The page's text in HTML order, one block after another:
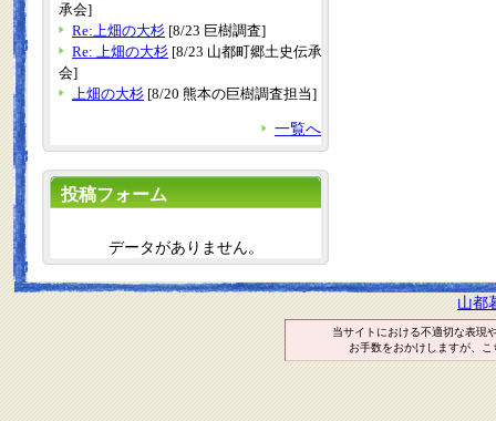
承会]
Re:上畑の大杉 [8/23 巨樹調査]
Re: 上畑の大杉 [8/23 山都町郷土史伝承
会]
上畑の大杉 [8/20 熊本の巨樹調査担当]
一覧へ
投稿フォーム
データがありません。
山都
当サイトにおける不適切な表現
お手数をおかけしますが、こ